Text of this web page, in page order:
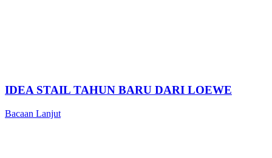
IDEA STAIL TAHUN BARU DARI LOEWE
Bacaan Lanjut